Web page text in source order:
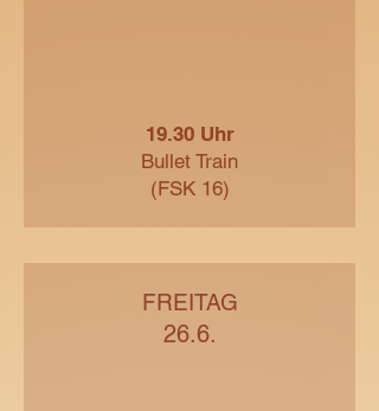
19.30 Uhr
Bullet Train
(FSK 16)
FREITAG
26.6.